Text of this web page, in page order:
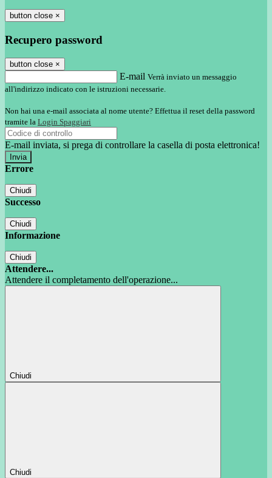
button close ×
Recupero password
button close ×
E-mail Verrà inviato un messaggio
all'indirizzo indicato con le istruzioni necessarie.
Non hai una e-mail associata al nome utente? Effettua il reset della password
tramite la Login Spaggiari
E-mail inviata, si prega di controllare la casella di posta elettronica!
Errore
Chiudi
Successo
Chiudi
Informazione
Chiudi
Attendere...
Attendere il completamento dell'operazione...
Chiudi
Chiudi